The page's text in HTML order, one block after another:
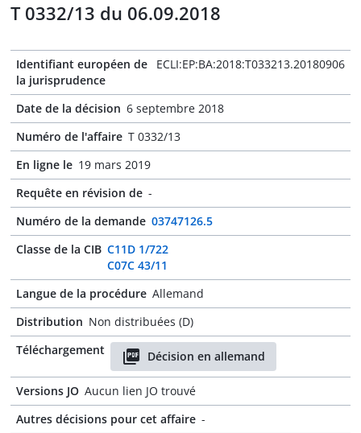
T 0332/13 du 06.09.2018
Identifiant européen de
la jurisprudence
ECLI:EP:BA:2018:T033213.20180906
Date de la décision 6 septembre 2018
Numéro de l'affaire T 0332/13
En ligne le 19 mars 2019
Requête en révision de -
Numéro de la demande 03747126.5
Classe de la CIB C11D 1/722
C07C 43/11
Langue de la procédure Allemand
Distribution Non distribuées (D)
Téléchargement
Décision en allemand
Versions JO Aucun lien JO trouvé
Autres décisions pour cet affaire -